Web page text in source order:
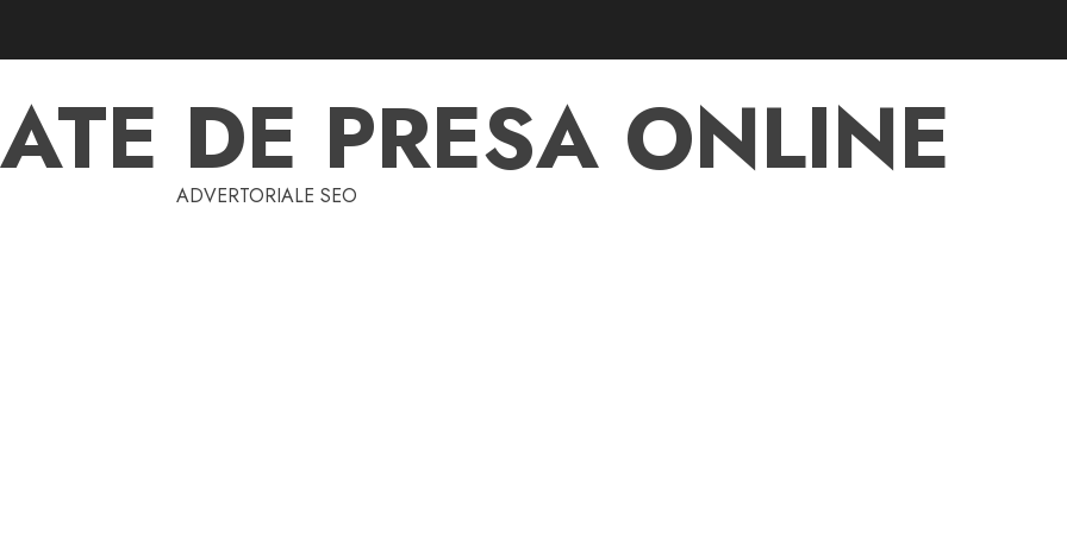
DE PRESA ONLINE
ADVERTORIALE SEO